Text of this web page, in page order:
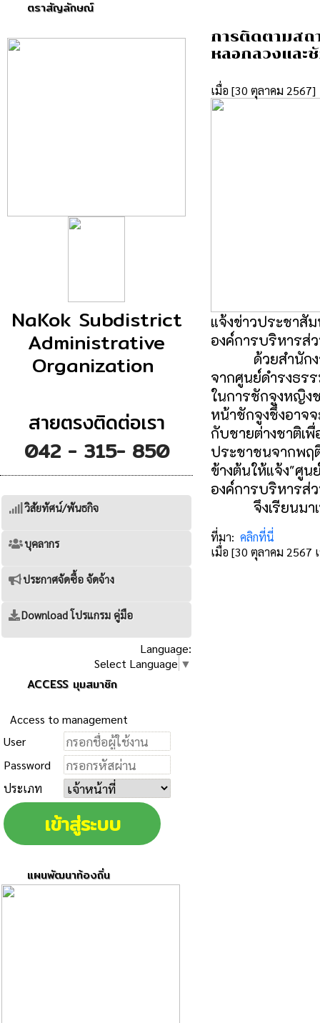
ตราสัญลักษณ์
NaKok Subdistrict
Administrative
Organization
สายตรงติดต่อเรา
042 - 315- 850
วิสัยทัศน์/พันธกิจ
บุคลากร
ประกาศจัดซื้อ จัดจ้าง
Download โปรแกรม คู่มือ
Language:
Select Language ▼
ACCESS มุมสมาชิก
Access to management
User
Password
ประเภท
แผนพัฒนาท้องถิ่น
การติดตามส
หลอกลวงและ
เมื่อ [30 ตุลาคม 2567]
แจ้งข่าวประชาสั
องค์การบริหารส่
ด้วยสำนักงาน
จากศูนย์ดำรงธร
ในการชักจูงหญิง
หน้าชักจูงชึ่งอาจ
กับชายต่างชาติเ
ประชาชนจากพฤ
ข้างต้นให้แจ้ง"ศู
องค์การบริหารส่
จึงเรียนมาเ
ที่มา: คลิกที่นี่
เมื่อ [30 ตุลาคม 2567